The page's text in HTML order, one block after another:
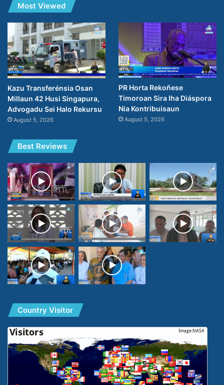
Most Viewed
Kazu Transferénsia Osan
Millaun 42 Husi Singapura,
Advogadu Sei Halo Rekursu
August 5, 2026
PR Horta Rekoñese
Timoroan Sira Iha Diáspora
Nia Kontribuisaun
August 5, 2026
Best Reviews
Country Visitor